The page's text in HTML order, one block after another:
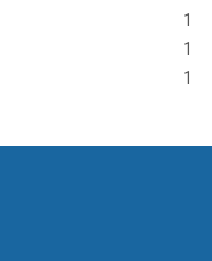
1
1
1